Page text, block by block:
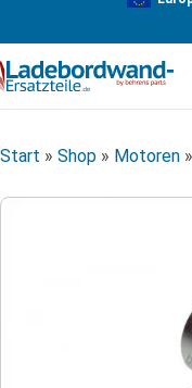
Start » Shop » Motoren »